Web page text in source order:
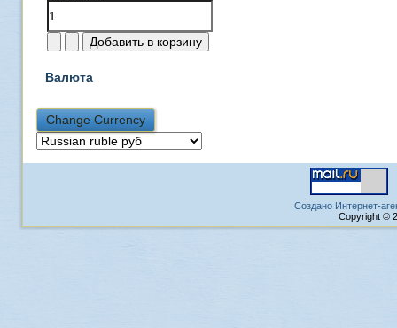
Валюта
Создано Интернет-
Copyright ©